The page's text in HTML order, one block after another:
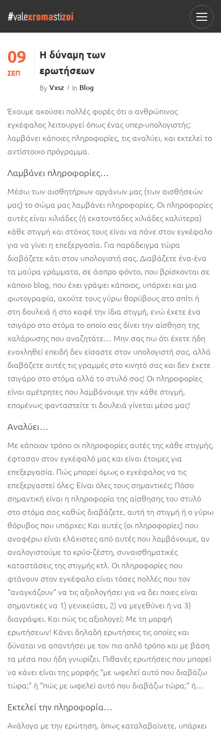
09
ΣΕΠ
Η δύναμη των
ερωτήσεων
By Vxsz In Blog
Έχουμε ακούσει πολλές φορές ότι ο ανθρώπινος
εγκέφαλος λειτουργεί όπως ένας υπερ-υπολογιστής:
λαμβάνει κάποιες πληροφορίες, τις αναλύει, και εκτελεί το
αντίστοιχο πρόγραμμα.
Λαμβάνει πληροφορίες…
Μέσω των αισθητήριων οργάνων μας (των αισθήσεών
μας) το σώμα μας λαμβάνει πληροφορίες. Οι πληροφορίες
αυτές είναι χιλιάδες (ή εκατοντάδες χιλιάδες καλύτερα)
κάθε στιγμή και στόχος τους είναι να πάνε στον εγκέφαλο
για να γίνει η επεξεργασία. Για παράδειγμα τώρα
διαβάζετε κάτι στον υπολογιστή σας. Διαβάζετε ένα-ένα
τα μαύρα γράμματα, σε άσπρο φόντο, που βρίσκονται σε
κάποιο blog, που έχει γράψει κάποιος, υπάρχει και μια
φωτογραφία, ακούτε τους γύρω θορύβους στο σπίτι ή
στη δουλειά ή στο καφέ την ίδια στιγμή, ενώ έχετε ένα
τσιγάρο στο στόμα το οποίο σας δίνει την αίσθηση της
χαλάρωσης που αναζητάτε… Μην σας πω ότι έχετε ήδη
ενοχληθεί επειδή δεν είσαστε στον υπολογιστή σας, αλλά
διαβάζετε αυτές τις γραμμές στο κινητό σας και δεν έχετε
τσιγάρο στο στόμα αλλά το στυλό σας! Οι πληροφορίες
είναι αμέτρητες που λαμβάνουμε την κάθε στιγμή,
επομένως φανταστείτε τι δουλειά γίνεται μέσα μας!
Αναλύει…
Με κάποιον τρόπο οι πληροφορίες αυτές της κάθε στιγμής,
έφτασαν στον εγκέφαλό μας και είναι έτοιμες για
επεξεργασία. Πώς μπορεί όμως ο εγκέφαλος να τις
επεξεργαστεί όλες; Είναι όλες τους σημαντικές; Πόσο
σημαντική είναι η πληροφορία της αίσθησης του στυλό
στο στόμα σας καθώς διαβάζετε, αυτή τη στιγμή ή ο γύρω
θόρυβος που υπάρχει; Και αυτές (οι πληροφορίες) που
αναφέρω είναι ελάχιστες από αυτές που λαμβάνουμε, αν
αναλογιστούμε το κρύο-ζέστη, συναισθηματικές
καταστάσεις της στιγμής κτλ. Οι πληροφορίες που
φτάνουν στον εγκέφαλο είναι τόσες πολλές που τον
“αναγκάζουν” να τις αξιολογήσει για να δει ποιες είναι
σημαντικές να 1) γενικεύσει, 2) να μεγεθύνει ή να 3)
διαγράψει. Και πώς τις αξιολογεί; Με τη μορφή
ερωτήσεων! Κάνει δηλαδή ερωτήσεις τις οποίες και
δύναται να απαντήσει με τον πιο απλό τρόπο και με βάση
τα μέσα που ήδη γνωρίζει. Πιθανές ερωτήσεις που μπορεί
να κάνει είναι της μορφής “με ωφελεί αυτό που διαβάζω
τώρα;” ή “πώς με ωφελεί αυτό που διαβάζω τώρα;” ή…
Εκτελεί την πληροφορία…
Ανάλογα με την ερώτηση, όπως καταλαβαίνετε, υπάρχει